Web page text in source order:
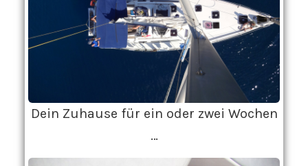
Dein Zuhause für ein oder zwei Wochen
…